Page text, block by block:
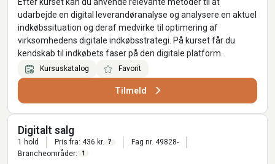
udarbejde en digital leverandøranalyse og analysere en aktuel
indkøbssituation og deraf medvirke til optimering af
virksomhedens digitale indkøbsstrategi. På kurset får du
kendskab til indkøbets faser på den digitale platform.
Kursuskatalog Favorit
Tilmeld
Digitalt salg
1 hold Pris fra: 436 kr. ?
Fag nr. 49828-
Brancheområder:
1